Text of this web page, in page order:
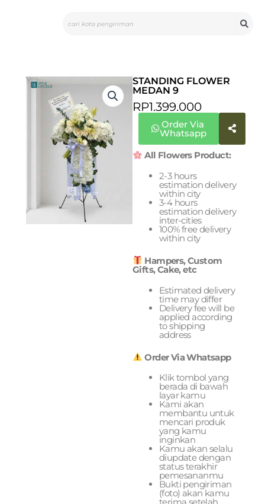
STANDING FLOWER
MEDAN 9
RP1.399.000
Order Via
Whatsapp
All Flowers Product:
2-3 hours
estimation delivery
within city
3-4 hours
estimation delivery
inter-cities
100% free delivery
within city
Hampers, Custom
Gifts, Cake, etc
Estimated delivery
time may differ
Delivery fee will be
applied according
to shipping
address
Order Via Whatsapp
Klik tombol yang
berada di bawah
layar kamu
Kami akan
membantu untuk
mencari produk
yang kamu
inginkan
Kamu akan selalu
diupdate dengan
status terakhir
pemesananmu
Bukti pengiriman
(foto) akan kamu